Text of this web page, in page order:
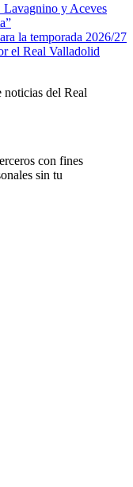
Lavagnino y Aceves
la temporada 2026/27
el Real Valladolid
del Real
con fines
sin tu